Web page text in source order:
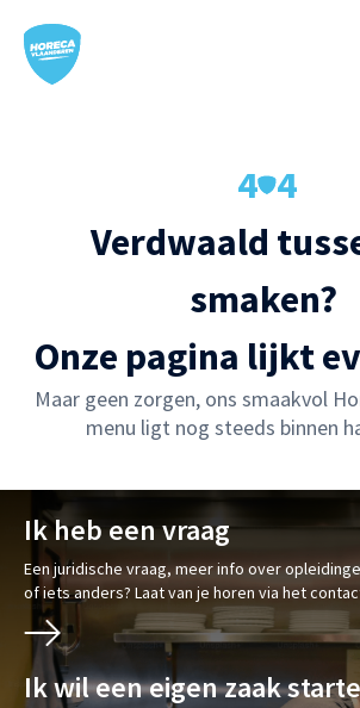
4 4
Verdwaald
smaken?
Onze pagina lijkt
Maar geen zorgen, ons smaakvol
menu ligt nog steeds binnen
Ik heb een vraag
Een juridische vraag, meer info over
of iets anders? Laat van je horen via het
Ik wil een eigen zaak